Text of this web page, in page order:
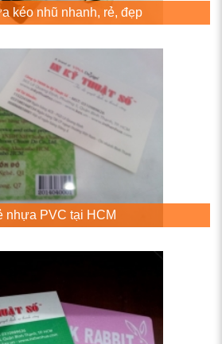
kéo nhũ nhanh, rẻ, đẹp
nhựa PVC tại HCM